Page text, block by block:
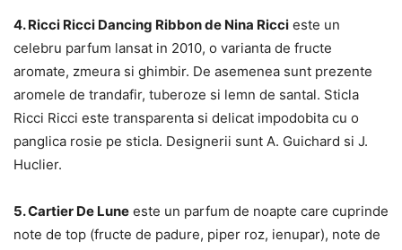
4. Ricci Ricci Dancing Ribbon de Nina Ricci este un
celebru parfum lansat in 2010, o varianta de fructe
aromate, zmeura si ghimbir. De asemenea sunt prezente
aromele de trandafir, tuberoze si lemn de santal. Sticla
Ricci Ricci este transparenta si delicat impodobita cu o
panglica rosie pe sticla. Designerii sunt A. Guichard si J.
Huclier.
5. Cartier De Lune este un parfum de noapte care cuprinde
note de top (fructe de padure, piper roz, ienupar), note de